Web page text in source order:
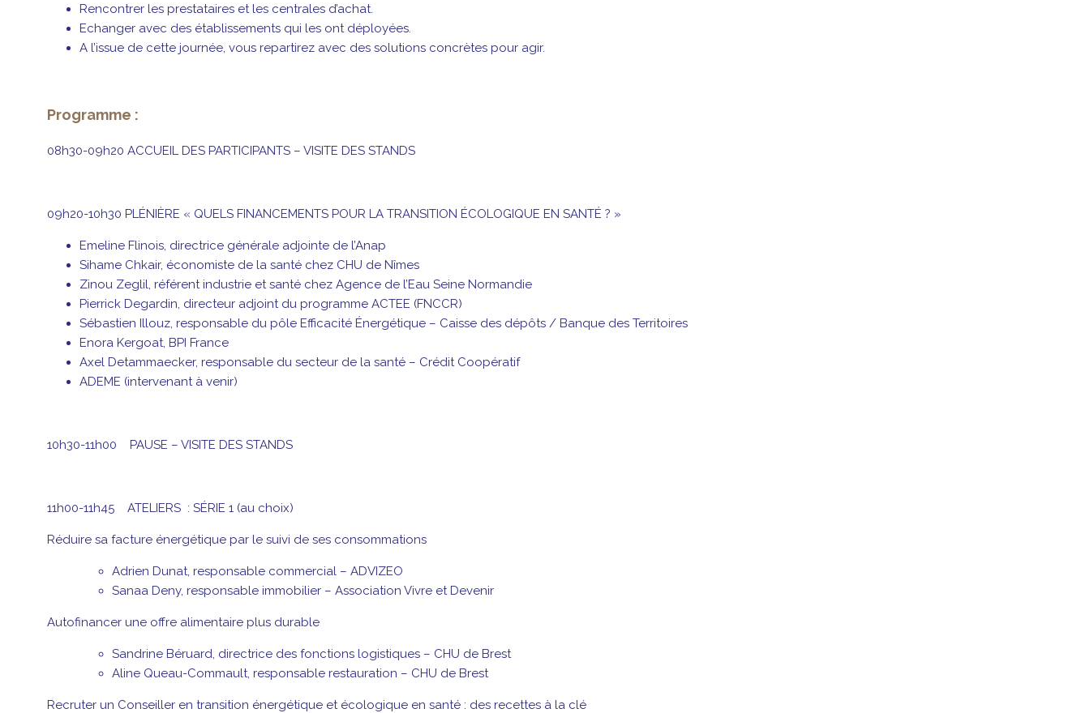
Rencontrer les prestataires et les centrales d’achat.
Echanger avec des établissements qui les ont déployées.
A l’issue de cette journée, vous repartirez avec des solutions concrètes pour agir.
Programme :
08h30-09h20 ACCUEIL DES PARTICIPANTS – VISITE DES STANDS
09h20-10h30 PLÉNIÈRE « QUELS FINANCEMENTS POUR LA TRANSITION ÉCOLOGIQUE EN SANTÉ ? »
Emeline Flinois, directrice générale adjointe de l’Anap
Sihame Chkair, économiste de la santé chez CHU de Nîmes
Zinou Zeglil, référent industrie et santé chez Agence de l’Eau Seine Normandie
Pierrick Degardin, directeur adjoint du programme ACTEE (FNCCR)
Sébastien Illouz, responsable du pôle Efficacité Énergétique – Caisse des dépôts / Banque des Territoires
Enora Kergoat, BPI France
Axel Detammaecker, responsable du secteur de la santé – Crédit Coopératif
ADEME (intervenant à venir)
10h30-11h00 PAUSE – VISITE DES STANDS
11h00-11h45 ATELIERS : SÉRIE 1 (au choix)
Réduire sa facture énergétique par le suivi de ses consommations
Adrien Dunat, responsable commercial – ADVIZEO
Sanaa Deny, responsable immobilier – Association Vivre et Devenir
Autofinancer une offre alimentaire plus durable
Sandrine Béruard, directrice des fonctions logistiques – CHU de Brest
Aline Queau-Commault, responsable restauration – CHU de Brest
Recruter un Conseiller en transition énergétique et écologique en santé : des recettes à la clé